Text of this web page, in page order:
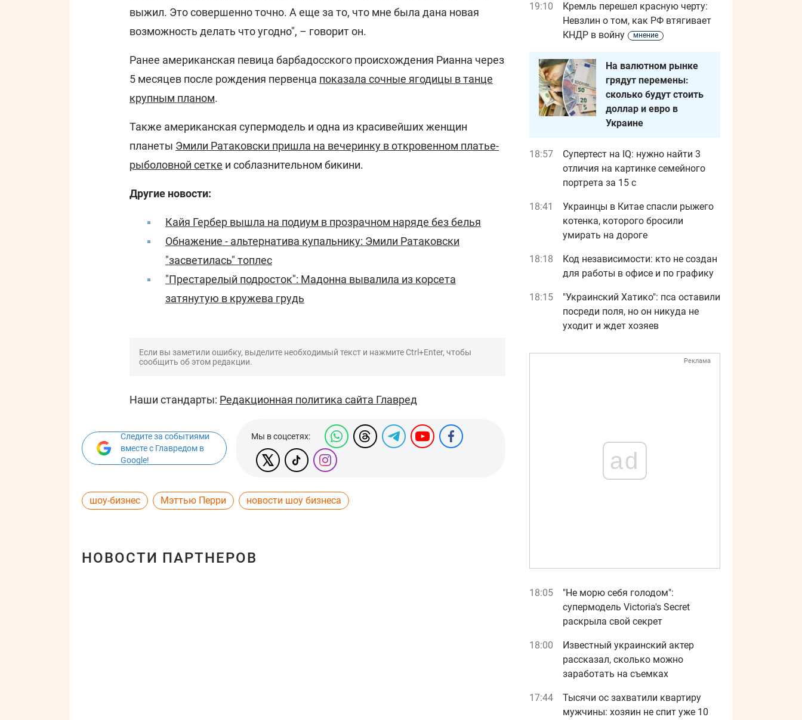
выжил. Это совершенно точно. А еще за то, что мне была дана новая
возможность делать что угодно", – говорит он.
Ранее американская певица барбадосского происхождения Рианна через
5 месяцев после рождения первенца показала сочные ягодицы в танце
крупным планом.
Также американская супермодель и одна из красивейших женщин
планеты Эмили Ратаковски пришла на вечеринку в откровенном платье-
рыболовной сетке и соблазнительном бикини.
Другие новости:
Кайя Гербер вышла на подиум в прозрачном наряде без белья
Обнажение - альтернатива купальнику: Эмили Ратаковски
"засветилась" топлес
"Престарелый подросток": Мадонна вывалила из корсета
затянутую в кружева грудь
Если вы заметили ошибку, выделите необходимый текст и нажмите Ctrl+Enter, чтобы
сообщить об этом редакции.
Наши стандарты: Редакционная политика сайта Главред
Следите за событиями
вместе с Главредом в
Google!
Мы в соцсетях:
шоу-бизнес Мэттью Перри новости шоу бизнеса
НОВОСТИ ПАРТНЕРОВ
19:10
Кремль перешел красную черту:
Невзлин о том, как РФ втягивает
КНДР в войну
мнение
На валютном рынке
грядут перемены:
сколько будут стоить
доллар и евро в
Украине
18:57
Супертест на IQ: нужно найти 3
отличия на картинке семейного
портрета за 15 с
18:41
Украинцы в Китае спасли рыжего
котенка, которого бросили
умирать на дороге
18:18
Код независимости: кто не создан
для работы в офисе и по графику
18:15
"Украинский Хатико": пса оставили
посреди поля, но он никуда не
уходит и ждет хозяев
Реклама
ad
18:05
"Не морю себя голодом":
супермодель Victoria's Secret
раскрыла свой секрет
18:00
Известный украинский актер
рассказал, сколько можно
заработать на съемках
17:44
Тысячи ос захватили квартиру
мужчины: хозяин не спит уже 10